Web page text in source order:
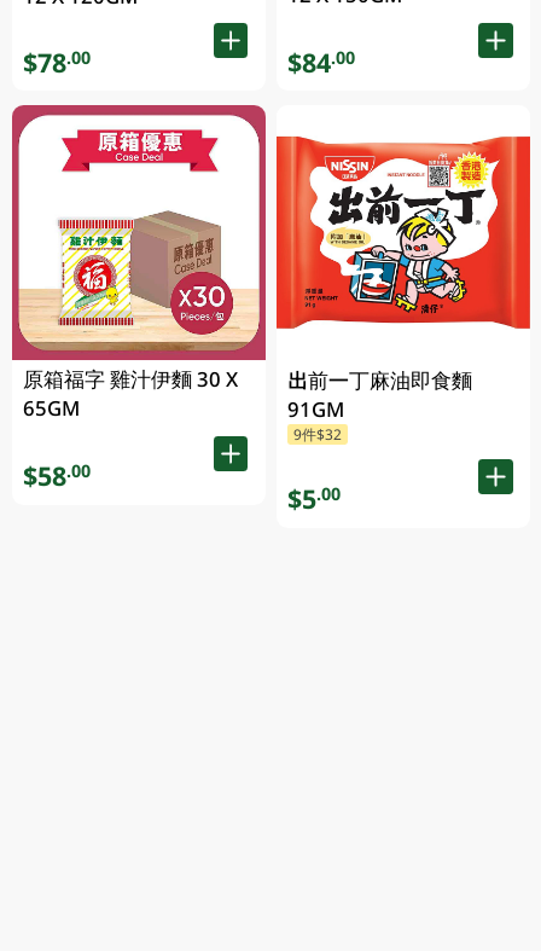
$78.00
原箱福字 雞汁伊麵 30 X
65GM
$58.00
$84.00
出前一丁麻油即食麵
91GM
9件$32
$5.00